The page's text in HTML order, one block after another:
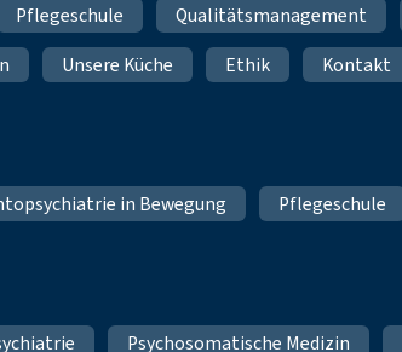
Pflegeschule Qualitätsmanagement
Unsere Küche Ethik Kontakt
in Bewegung Pflegeschule
Psychosomatische Medizin